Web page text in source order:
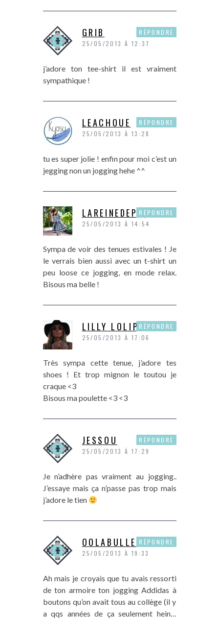
GRIB
25/05/2013 À 12:37
j’adore ton tee-shirt il est vraiment
sympathique !
RÉPONDRE
LEACHOUE
25/05/2013 À 13:28
tu es super jolie ! enfin pour moi c’est un
jegging non un jogging hehe ^^
RÉPONDRE
LAREINEDEPIQUE
25/05/2013 À 14:54
Sympa de voir des tenues estivales ! Je
le verrais bien aussi avec un t-shirt un
peu loose ce jogging, en mode relax.
Bisous ma belle !
RÉPONDRE
LILLY LOLIPOPS
25/05/2013 À 17:06
Très sympa cette tenue, j’adore tes
shoes ! Et trop mignon le toutou je
craque <3
Bisous ma poulette <3 <3
RÉPONDRE
JESSOU
25/05/2013 À 17:29
Je n’adhère pas vraiment au jogging..
J’essaye mais ça n’passe pas trop mais
j’adore le tien
RÉPONDRE
OOLABULLEOO
25/05/2013 À 19:33
Ah mais je croyais que tu avais ressorti
de ton armoire ton jogging Addidas à
boutons qu’on avait tous au collège (il y
a qqs années de ça seulement hein…
RÉPONDRE